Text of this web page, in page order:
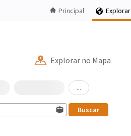
Explorar
Principal
Explorar no Mapa
...